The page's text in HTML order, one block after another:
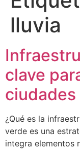
lluvia
clave
¿Qué es la
verde es una
integra elementos